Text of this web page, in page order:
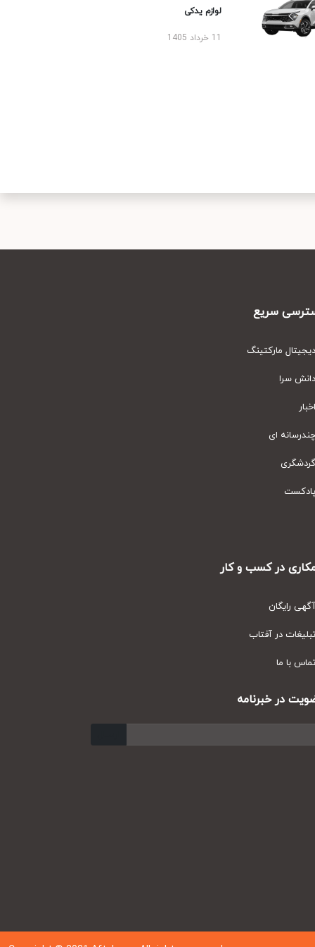
لوازم یدکی
سریع
مارکتینگ
سرا
ای
در کسب و کار
رایگان
در آفتاب
با ما
در خبرنامه